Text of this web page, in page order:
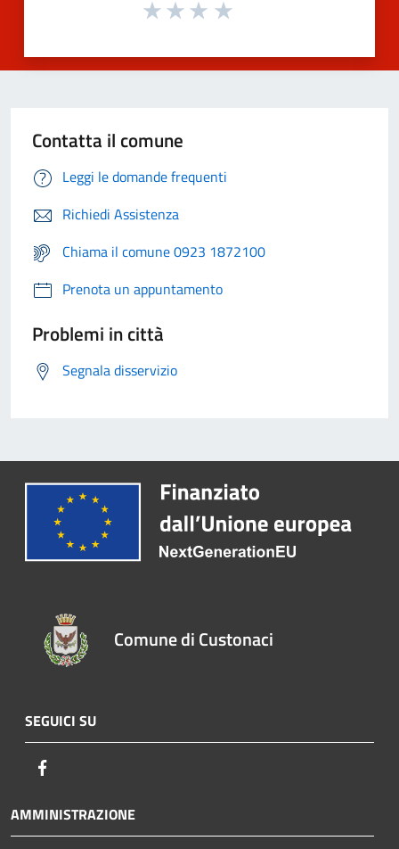
Contatta il comune
Leggi le domande frequenti
Richiedi Assistenza
Chiama il comune 0923 1872100
Prenota un appuntamento
Problemi in città
Segnala disservizio
Comune di Custonaci
SEGUICI SU
AMMINISTRAZIONE